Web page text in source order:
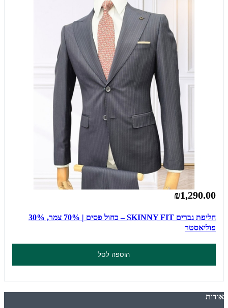
₪1,290.00
חליפת גברים SKINNY FIT – כחול פסים | 70% צמר, 30%
פוליאסטר
הוספה לסל
אודות